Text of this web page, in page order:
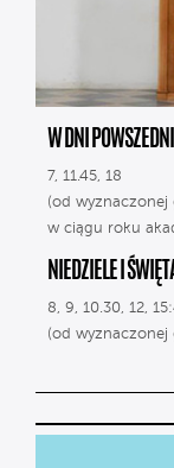
W DNI
7, 11.45, 18
(od wyznaczonej
w ciągu roku
NIEDZIELE I
8, 9, 10.30, 12,
(od wyznaczonej